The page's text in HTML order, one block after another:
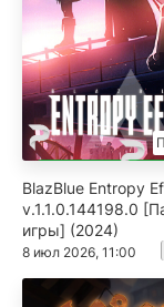
BlazBlue Entropy
v.1.1.0.144198.0
игры] (2024)
8 июл 2026, 11:00